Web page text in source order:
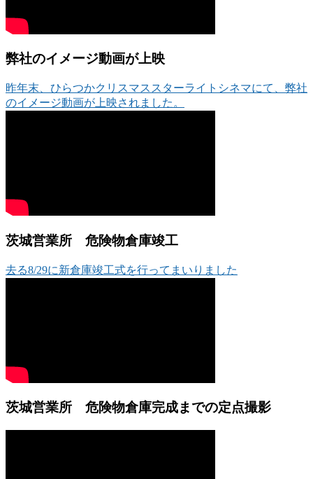
弊社のイメージ動画が上映
昨年末、ひらつかクリスマススターライトシネマにて、弊社
のイメージ動画が上映されました。
茨城営業所 危険物倉庫竣工
去る8/29に新倉庫竣工式を行ってまいりました
茨城営業所 危険物倉庫完成までの定点撮影